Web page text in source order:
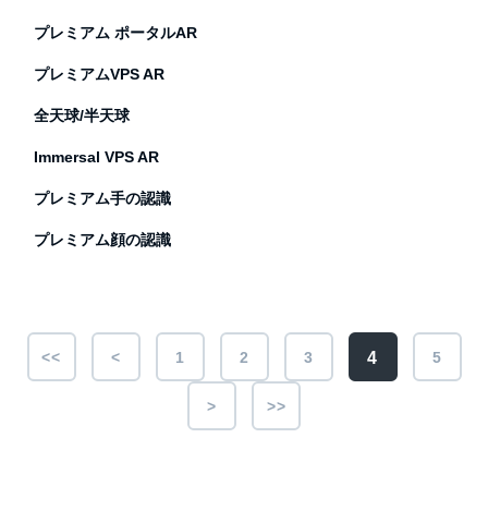
プレミアム ポータルAR
プレミアムVPS AR
全天球/半天球
Immersal VPS AR
プレミアム手の認識
プレミアム顔の認識
<< < 1 2 3 4 5
> >>